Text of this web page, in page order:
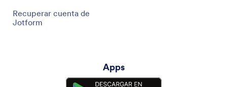
Recuperar cuenta de
Jotform
Apps